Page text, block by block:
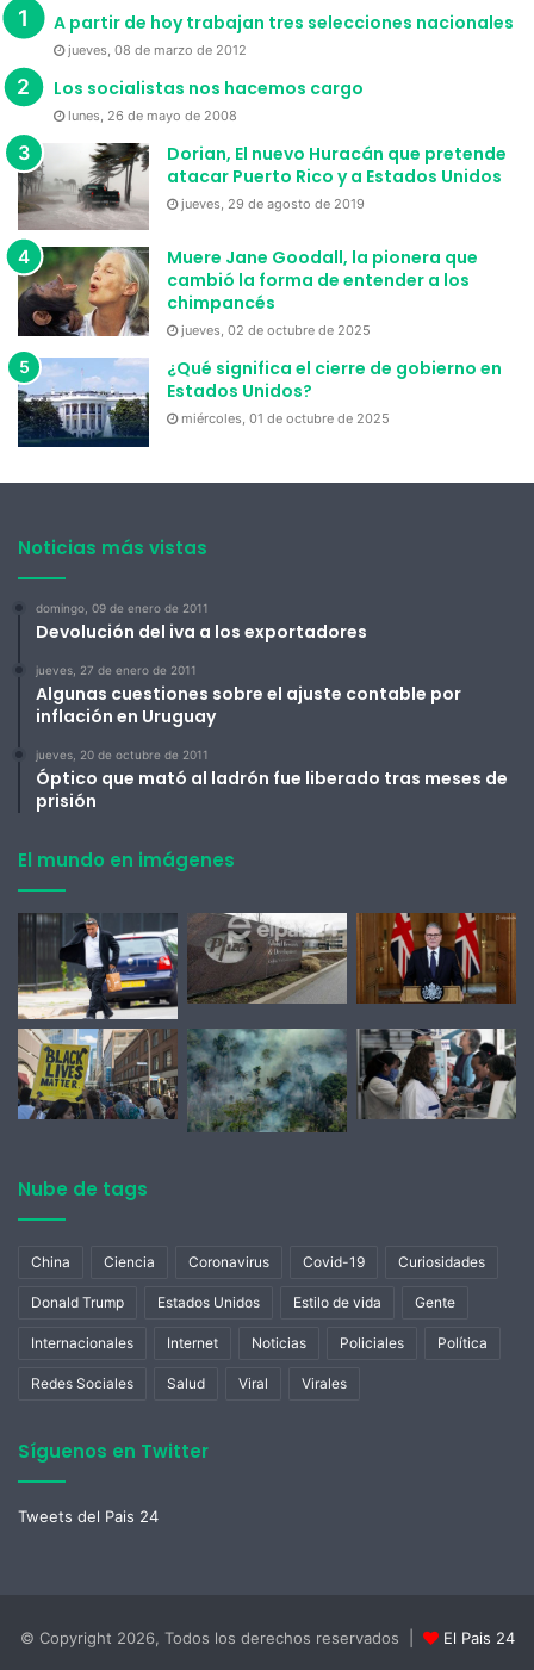
A partir de hoy trabajan tres selecciones nacionales
jueves, 08 de marzo de 2012
Los socialistas nos hacemos cargo
lunes, 26 de mayo de 2008
Dorian, El nuevo Huracán que pretende
atacar Puerto Rico y a Estados Unidos
jueves, 29 de agosto de 2019
Muere Jane Goodall, la pionera que
cambió la forma de entender a los
chimpancés
jueves, 02 de octubre de 2025
¿Qué significa el cierre de gobierno en
Estados Unidos?
miércoles, 01 de octubre de 2025
Noticias más vistas
domingo, 09 de enero de 2011
Devolución del iva a los exportadores
jueves, 27 de enero de 2011
Algunas cuestiones sobre el ajuste contable por
inflación en Uruguay
jueves, 20 de octubre de 2011
Óptico que mató al ladrón fue liberado tras meses de
prisión
El mundo en imágenes
Nube de tags
China Ciencia Coronavirus Covid-19 Curiosidades
Donald Trump Estados Unidos Estilo de vida Gente
Internacionales Internet Noticias Policiales Política
Redes Sociales Salud Viral Virales
Síguenos en Twitter
Tweets del Pais 24
© Copyright 2026, Todos los derechos reservados |
El Pais 24